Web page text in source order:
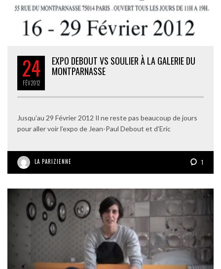
24
FÉV2012
EXPO DEBOUT VS SOULIER À LA GALERIE DU
MONTPARNASSE
Jusqu’au 29 Février 2012 Il ne reste pas beaucoup de jours
pour aller voir l’expo de Jean-Paul Debout et d’Eric
LA PARIZIENNE 1